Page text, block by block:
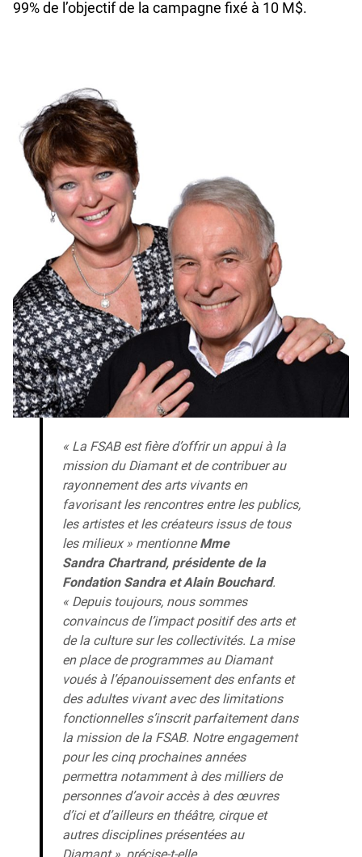
99% de l’objectif de la campagne fixé à 10 M$.
« La FSAB est fière d’offrir un appui à la
mission du Diamant et de contribuer au
rayonnement des arts vivants en
favorisant les rencontres entre les publics,
les artistes et les créateurs issus de tous
les milieux » mentionneMme
Sandra Chartrand, présidente de la
Fondation Sandra et Alain Bouchard.
« Depuis toujours, nous sommes
convaincus de l’impact positif des arts et
de la culture sur les collectivités. La mise
en place de programmes au Diamant
voués à l’épanouissement des enfants et
des adultes vivant avec des limitations
fonctionnelles s’inscrit parfaitement dans
la mission de la FSAB. Notre engagement
pour les cinq prochaines années
permettra notamment à des milliers de
personnes d’avoir accès à des œuvres
d’ici et d’ailleurs en théâtre, cirque et
autres disciplines présentées au
Diamant », précise-t-elle.